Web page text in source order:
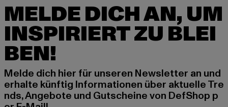
MELDE DICH AN, UM
INSPIRIERT ZU BLEI
BEN!
Melde dich hier für unseren Newsletter an und
erhalte künftig Informationen über aktuelle Tre
nds, Angebote und Gutscheine von DefShop p